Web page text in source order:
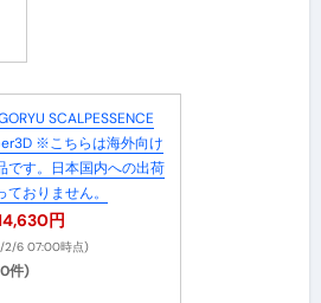
※こちらは海外向け
です。日本国内への出荷
ておりません。
円
2/6 07:00時点)
件)